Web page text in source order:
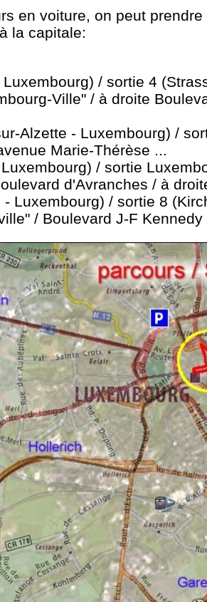
en voiture, on peut
la capitale:
/ sortie 4
Ville" / à droite
Alzette - Luxembourg) /
Marie-Thérèse ...
/ sortie
d'Avranches / à
- Luxembourg) / sortie 8
/ Boulevard J-F